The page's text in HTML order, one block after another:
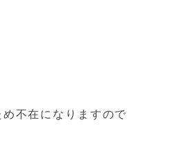
不在になりますので